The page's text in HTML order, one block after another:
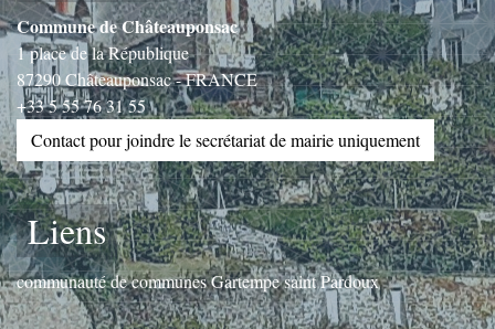
Commune de Châteauponsac
1 place de la République
87290 Châteauponsac - FRANCE
+33 5 55 76 31 55
Contact pour joindre le secrétariat de mairie uniquement
Liens
communauté de communes Gartempe saint Pardoux